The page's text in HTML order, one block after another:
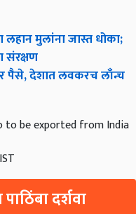
मुलांना जास्त धोका;
संरक्षण
पैसे, देशात लवकरच लाँन्च
to be exported from India
दर्शवा